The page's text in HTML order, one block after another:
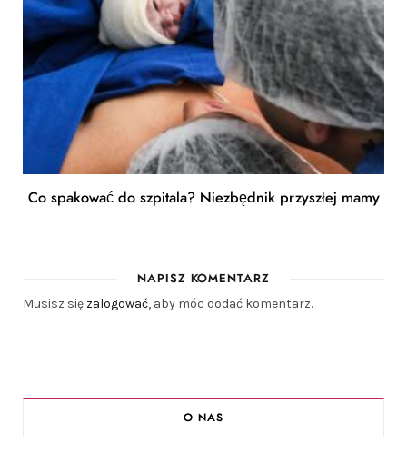
Co spakować do szpitala? Niezbędnik przyszłej mamy
NAPISZ KOMENTARZ
Musisz się zalogować, aby móc dodać komentarz.
O NAS